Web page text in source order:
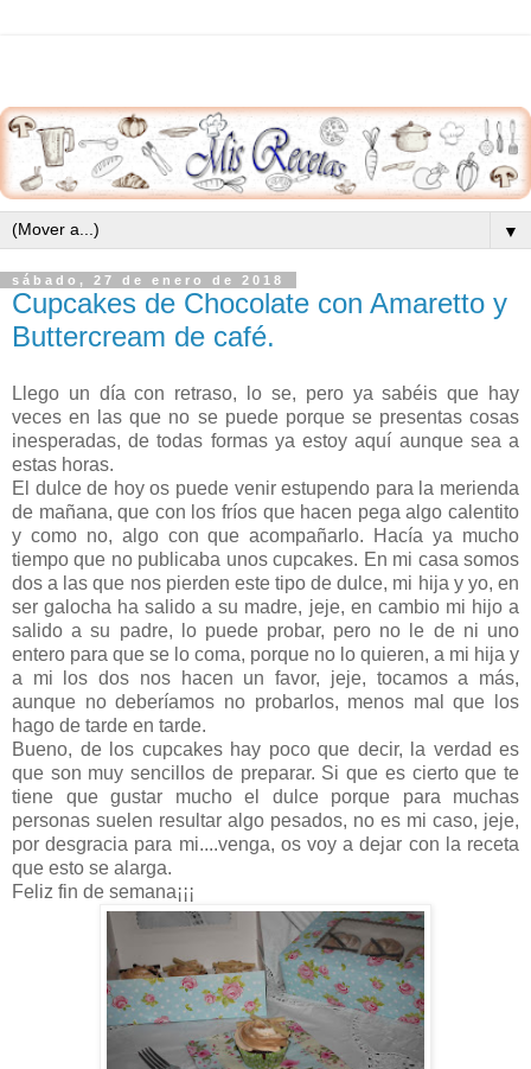
▼
sábado, 27 de enero de 2018
Cupcakes de Chocolate con Amaretto y
Buttercream de café.
Llego un día con retraso, lo se, pero ya sabéis que hay
veces en las que no se puede porque se presentas cosas
inesperadas, de todas formas ya estoy aquí aunque sea a
estas horas.
El dulce de hoy os puede venir estupendo para la merienda
de mañana, que con los fríos que hacen pega algo calentito
y como no, algo con que acompañarlo. Hacía ya mucho
tiempo que no publicaba unos cupcakes. En mi casa somos
dos a las que nos pierden este tipo de dulce, mi hija y yo, en
ser galocha ha salido a su madre, jeje, en cambio mi hijo a
salido a su padre, lo puede probar, pero no le de ni uno
entero para que se lo coma, porque no lo quieren, a mi hija y
a mi los dos nos hacen un favor, jeje, tocamos a más,
aunque no deberíamos no probarlos, menos mal que los
hago de tarde en tarde.
Bueno, de los cupcakes hay poco que decir, la verdad es
que son muy sencillos de preparar. Si que es cierto que te
tiene que gustar mucho el dulce porque para muchas
personas suelen resultar algo pesados, no es mi caso, jeje,
por desgracia para mi....venga, os voy a dejar con la receta
que esto se alarga.
Feliz fin de semana¡¡¡